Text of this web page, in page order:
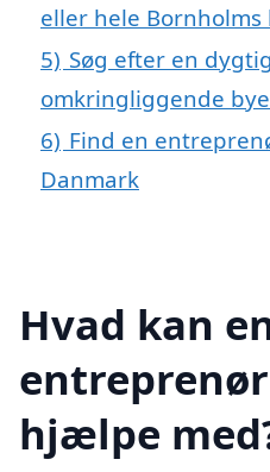
eller hele Bornholms
5) Søg efter en
omkringliggende
6) Find en
Danmark
Hvad kan
hjælpe